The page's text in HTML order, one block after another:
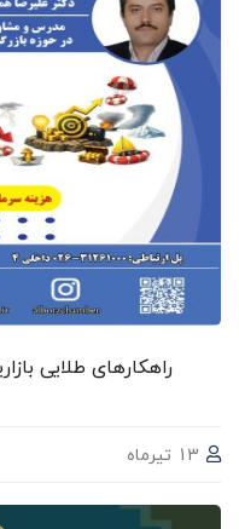
راهکارهای طلایی
13 تیرماه